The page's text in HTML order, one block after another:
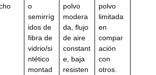
o
semirríg
idos de
fibra de
vidrio/si
ntético
montad
polvo
modera
da, flujo
de aire
constant
e, baja
resisten
polvo
limitada
en
compar
ación
con
otros.